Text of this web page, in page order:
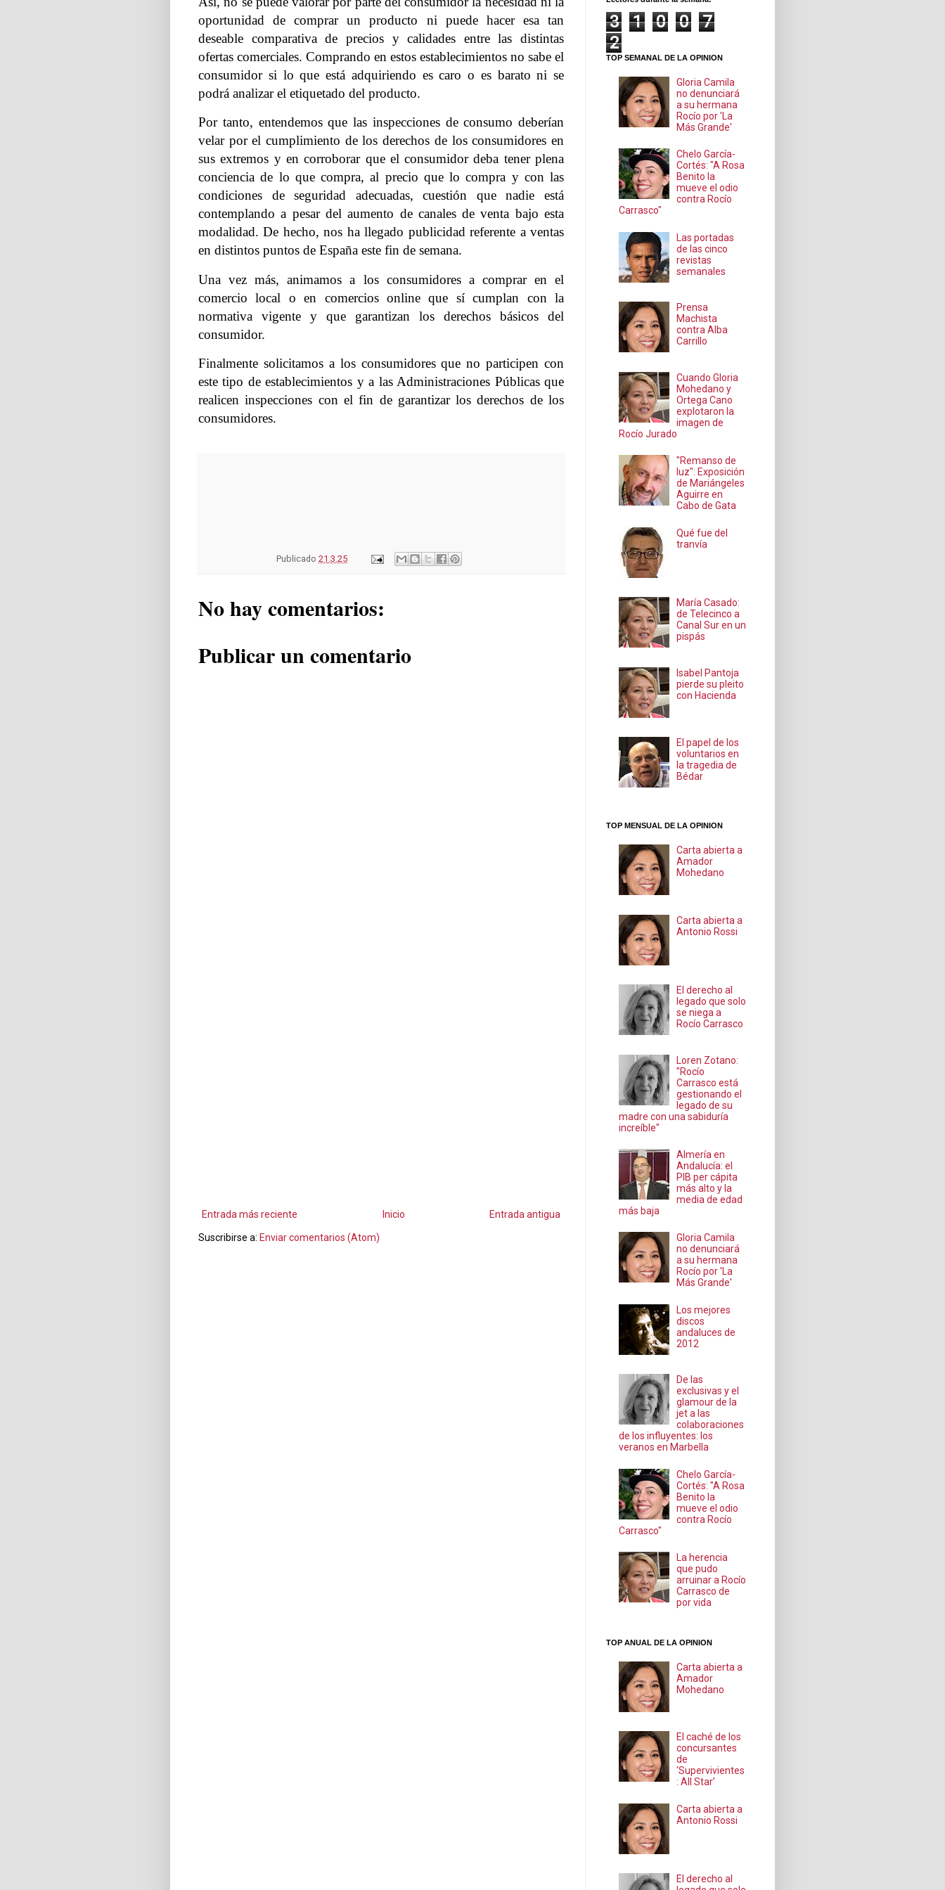
oportunidad de comprar un producto ni puede hacer esa tan
deseable comparativa de precios y calidades entre las distintas
ofertas comerciales. Comprando en estos establecimientos no sabe el
consumidor si lo que está adquiriendo es caro o es barato ni se
podrá analizar el etiquetado del producto.
Por tanto, entendemos que las inspecciones de consumo deberían
velar por el cumplimiento de los derechos de los consumidores en
sus extremos y en corroborar que el consumidor deba tener plena
conciencia de lo que compra, al precio que lo compra y con las
condiciones de seguridad adecuadas, cuestión que nadie está
contemplando a pesar del aumento de canales de venta bajo esta
modalidad. De hecho, nos ha llegado publicidad referente a ventas
en distintos puntos de España este fin de semana.
Una vez más, animamos a los consumidores a comprar en el
comercio local o en comercios online que sí cumplan con la
normativa vigente y que garantizan los derechos básicos del
consumidor.
Finalmente solicitamos a los consumidores que no participen con
este tipo de establecimientos y a las Administraciones Públicas que
realicen inspecciones con el fin de garantizar los derechos de los
consumidores.
Publicado 21.3.25
No hay comentarios:
Publicar un comentario
Entrada más reciente Entrada antigua
Inicio
Suscribirse a: Enviar comentarios (Atom)
3 1 0 0
7
2
TOP SEMANAL DE LA OPINION
Gloria Camila
no denunciará
a su hermana
Rocío por 'La
Más Grande'
Chelo García-
Cortés: "A Rosa
Benito la
mueve el odio
contra Rocío
Carrasco"
Las portadas
de las cinco
revistas
semanales
Prensa
Machista
contra Alba
Carrillo
Cuando Gloria
Mohedano y
Ortega Cano
explotaron la
imagen de
Rocío Jurado
"Remanso de
luz": Exposición
de Mariángeles
Aguirre en
Cabo de Gata
Qué fue del
tranvía
María Casado:
de Telecinco a
Canal Sur en un
pispás
Isabel Pantoja
pierde su pleito
con Hacienda
El papel de los
voluntarios en
la tragedia de
Bédar
TOP MENSUAL DE LA OPINION
Carta abierta a
Amador
Mohedano
Carta abierta a
Antonio Rossi
El derecho al
legado que solo
se niega a
Rocío Carrasco
Loren Zotano:
"Rocío
Carrasco está
gestionando el
legado de su
madre con una sabiduría
increíble"
Almería en
Andalucía: el
PIB per cápita
más alto y la
media de edad
más baja
Gloria Camila
no denunciará
a su hermana
Rocío por 'La
Más Grande'
Los mejores
discos
andaluces de
2012
De las
exclusivas y el
glamour de la
jet a las
colaboraciones
de los influyentes: los
veranos en Marbella
Chelo García-
Cortés: "A Rosa
Benito la
mueve el odio
contra Rocío
Carrasco"
La herencia
que pudo
arruinar a Rocío
Carrasco de
por vida
TOP ANUAL DE LA OPINION
Carta abierta a
Amador
Mohedano
El caché de los
concursantes
de
‘Supervivientes
: All Star’
Carta abierta a
Antonio Rossi
El derecho al